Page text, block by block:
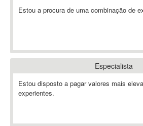
ABBYY FineReader
Ableton
Ableton Push
Abstract
Estou a procura de uma combinação de
Especialista
Estou disposto a pagar valores mais
experientes.